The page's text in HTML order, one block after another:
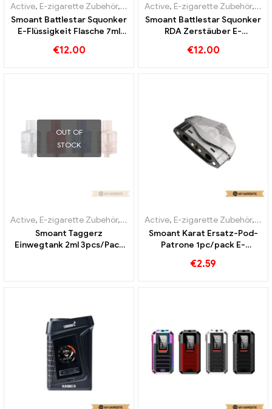
Active, E-zigarette Zubehör, Verdampfer
Smoant Battlestar Squonker
E-Flüssigkeit Flasche 7ml
Großhandel丨Custom
€12.00
Active, E-zigarette Zubehör,
Smoant Battlestar Squonker
RDA Zerstäuber E-
Custom
€12.00
OUT OF
STOCK
Active, E-zigarette Zubehör, Verdampfer
Smoant Taggerz
Einwegtank 2ml 3pcs/Pack
Active, E-zigarette Zubehör,
Smoant Karat Ersatz-Pod-
Patrone 1pc/pack E-
Custom
€2.59